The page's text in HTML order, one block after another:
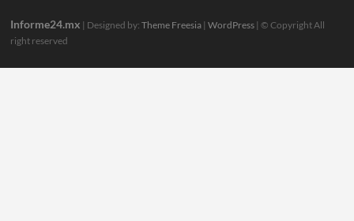
Informe24.mx | Designed by:Theme Freesia |WordPress | © Copyright All
right reserved